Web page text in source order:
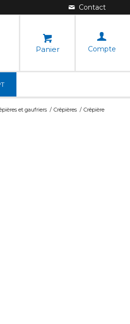
Panier Compte
et gaufriers / Crêpières / Crêpière